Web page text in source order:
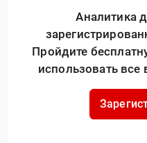
Аналитика
Пройдите
использовать